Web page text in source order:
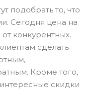
подобрать то, что
Сегодня цена на
конкурентных.
сделать
Кроме того,
скидки